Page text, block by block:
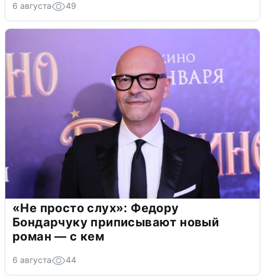
6 августа 49
«Не просто слух»: Федору
Бондарчуку приписывают новый
роман — с кем
6 августа 44